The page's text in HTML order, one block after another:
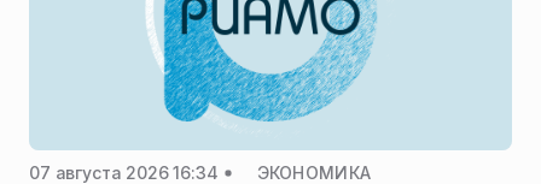
07 августа 2026 16:34 ЭКОНОМИКА